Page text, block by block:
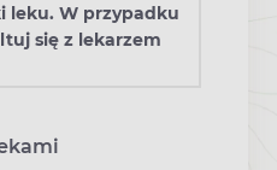
leku. W przypadku
się z lekarzem